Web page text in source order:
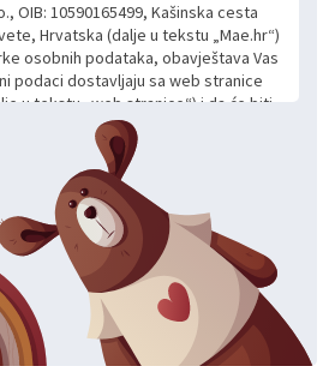
OIB: 10590165499, Kašinska cesta
Hrvatska (dalje u tekstu „Mae.hr“)
osobnih podataka, obavještava Vas
podaci dostavljaju sa web stranice
u tekstu „web stranice“) i da će biti
ove Izjave smatra se da
dajete privolu za prikupljanje i daljnju
podataka koje ustupate Mae.hr
stranica u svrhu odgovora i daljnje
Vaš upit poslan kroz kontakt obrazac.
davanju podataka te ovu
prihvatiti odnosno niste dužni unositi
u jednu od prijavnih
na ovim web stranicama.
će s Vašim osobnim podacima
Općoj uredbi o zaštiti podataka